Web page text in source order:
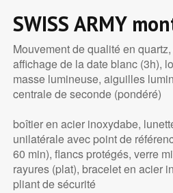
SWISS ARMY
Mouvement de qualité en
affichage de la date blanc (3h),
masse lumineuse, aiguilles
centrale de seconde (pondéré)
boîtier en acier inoxydabe,
unilatérale avec point de
60 min), flancs protégés, verre
rayures (plat), bracelet en acier
pliant de sécurité